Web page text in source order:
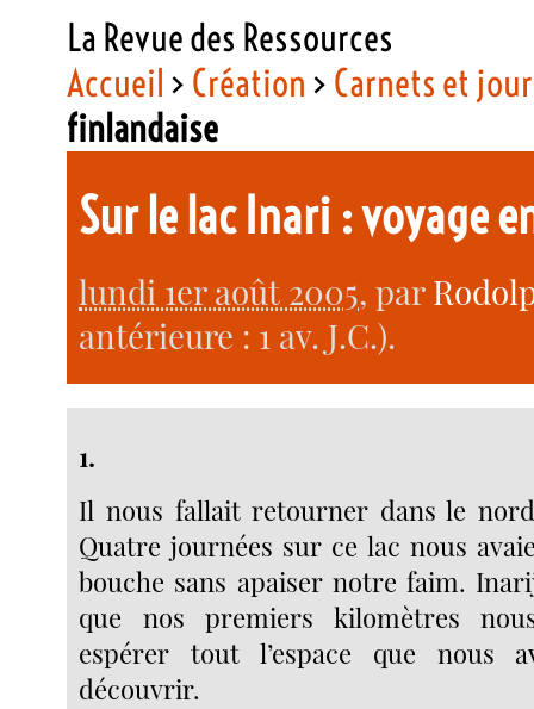
La Revue des Ressources
Accueil > Création > Carnets et
finlandaise
Sur le lac Inari : voyage
lundi 1er août 2005, par
antérieure : 1 av. J.C.).
1.
Il nous fallait retourner dans le
Quatre journées sur ce lac nous
bouche sans apaiser notre faim.
que nos premiers kilomètres
espérer tout l’espace que nous
découvrir.